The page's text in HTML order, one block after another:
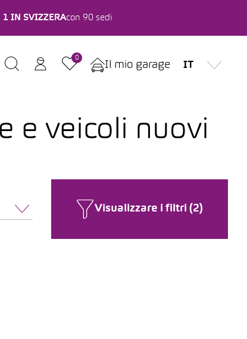
1 IN SVIZZERAcon 90 sedi
0
Il mio garage IT
e veicoli nuovi
Visualizzare i filtri (2)